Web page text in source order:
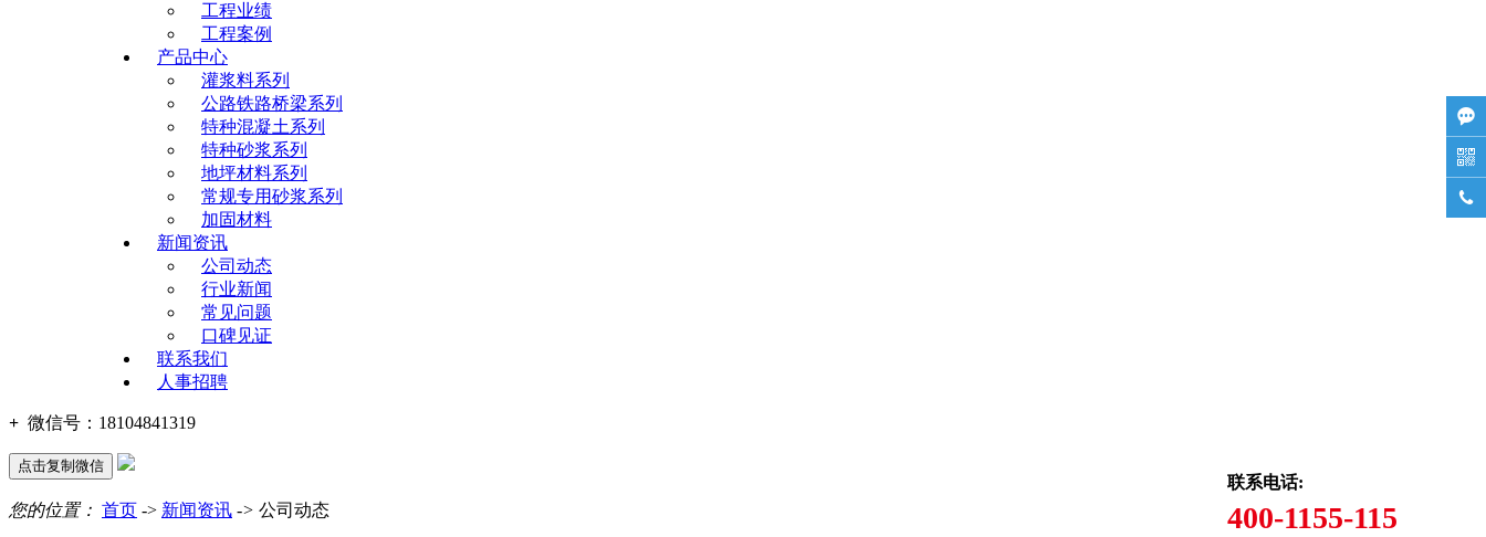
工程业绩
工程案例
产品中心
灌浆料系列
公路铁路桥梁系列
特种混凝土系列
特种砂浆系列
地坪材料系列
常规专用砂浆系列
加固材料
新闻资讯
公司动态
行业新闻
常见问题
口碑见证
联系我们
人事招聘
联系电话:
400-1155-115
+ 微信号： 18104841319
点击复制微信
您的位置： 首页 -> 新闻资讯 -> 公司动态


